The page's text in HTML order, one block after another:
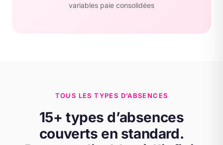
variables paie consolidées
TOUS LES TYPES D’ABSENCES
15+ types d’absences
couverts en standard.